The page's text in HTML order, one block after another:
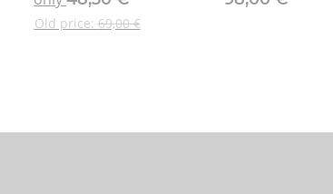
Old price: 69,00 €